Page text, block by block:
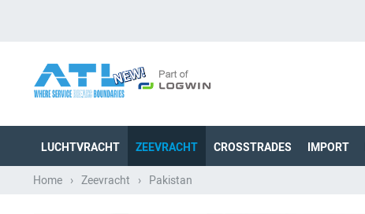
LUCHTVRACHT ZEEVRACHT CROSSTRADES IMPORT
Home › Zeevracht › Pakistan